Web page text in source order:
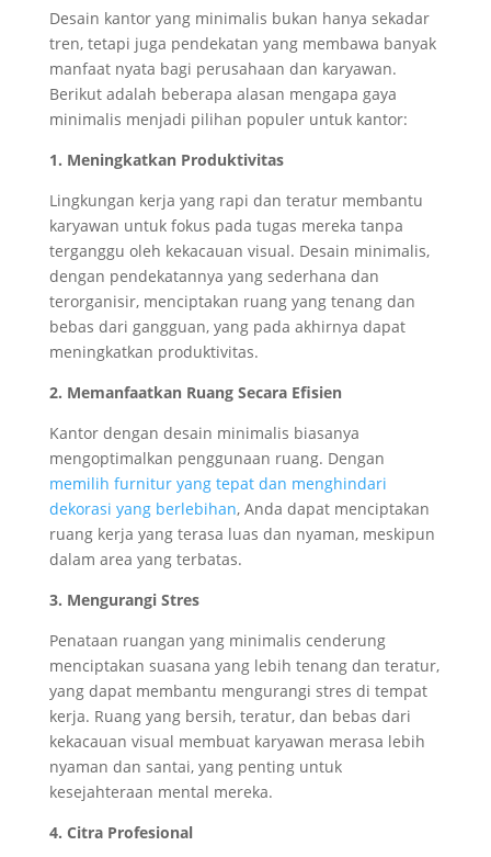
Desain kantor yang minimalis bukan hanya sekadar
tren, tetapi juga pendekatan yang membawa banyak
manfaat nyata bagi perusahaan dan karyawan.
Berikut adalah beberapa alasan mengapa gaya
minimalis menjadi pilihan populer untuk kantor:
1. Meningkatkan Produktivitas
Lingkungan kerja yang rapi dan teratur membantu
karyawan untuk fokus pada tugas mereka tanpa
terganggu oleh kekacauan visual. Desain minimalis,
dengan pendekatannya yang sederhana dan
terorganisir, menciptakan ruang yang tenang dan
bebas dari gangguan, yang pada akhirnya dapat
meningkatkan produktivitas.
2. Memanfaatkan Ruang Secara Efisien
Kantor dengan desain minimalis biasanya
mengoptimalkan penggunaan ruang. Dengan
memilih furnitur yang tepat dan menghindari
dekorasi yang berlebihan, Anda dapat menciptakan
ruang kerja yang terasa luas dan nyaman, meskipun
dalam area yang terbatas.
3. Mengurangi Stres
Penataan ruangan yang minimalis cenderung
menciptakan suasana yang lebih tenang dan teratur,
yang dapat membantu mengurangi stres di tempat
kerja. Ruang yang bersih, teratur, dan bebas dari
kekacauan visual membuat karyawan merasa lebih
nyaman dan santai, yang penting untuk
kesejahteraan mental mereka.
4. Citra Profesional